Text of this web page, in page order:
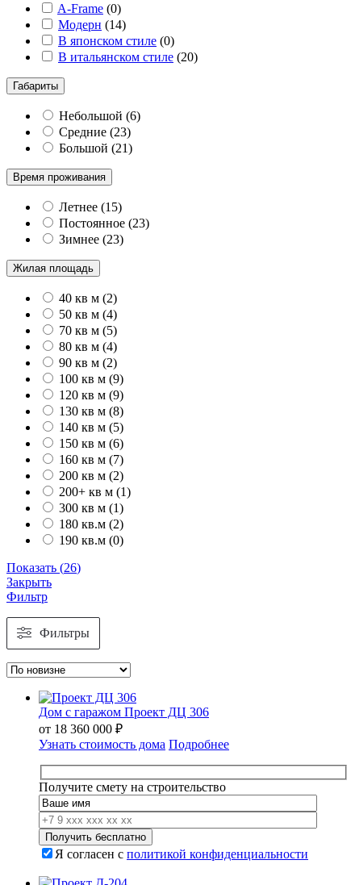
A-Frame (0)
Модерн (14)
В японском стиле (0)
В итальянском стиле (20)
Габариты
Небольшой (6)
Средние (23)
Большой (21)
Время проживания
Летнее (15)
Постоянное (23)
Зимнее (23)
Жилая площадь
40 кв м (2)
50 кв м (4)
70 кв м (5)
80 кв м (4)
90 кв м (2)
100 кв м (9)
120 кв м (9)
130 кв м (8)
140 кв м (5)
150 кв м (6)
160 кв м (7)
200 кв м (2)
200+ кв м (1)
300 кв м (1)
180 кв.м (2)
190 кв.м (0)
Показать (26)
Закрыть
Фильтр
Фильтры
Дом с гаражом Проект ДЦ 306
от 18 360 000 ₽
Узнать стоимость дома Подробнее
Получите смету на строительство
Я согласен с политикой конфиденциальности